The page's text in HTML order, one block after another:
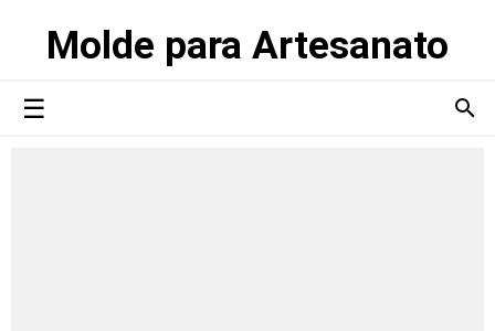
Molde para Artesanato